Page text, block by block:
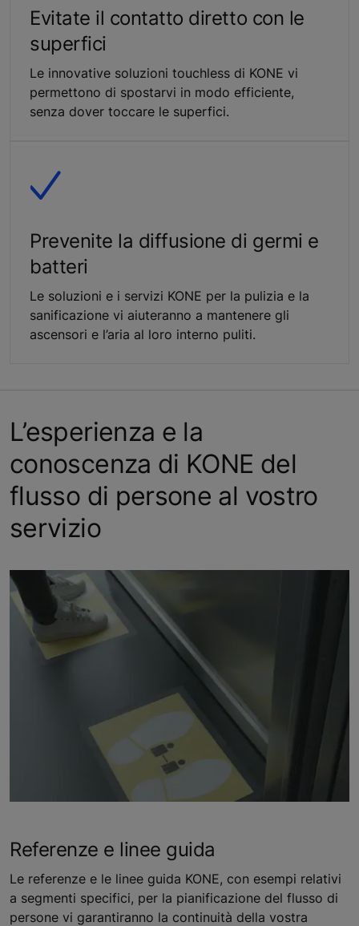
Evitate il contatto diretto con le
superfici
Le innovative soluzioni touchless di KONE vi
permettono di spostarvi in modo efficiente,
senza dover toccare le superfici.
Prevenite la diffusione di germi e
batteri
Le soluzioni e i servizi KONE per la pulizia e la
sanificazione vi aiuteranno a mantenere gli
ascensori e l’aria al loro interno puliti.
L’esperienza e la
conoscenza di KONE del
flusso di persone al vostro
servizio
Referenze e linee guida
Le referenze e le linee guida KONE, con esempi relativi
a segmenti specifici, per la pianificazione del flusso di
persone vi garantiranno la continuità della vostra